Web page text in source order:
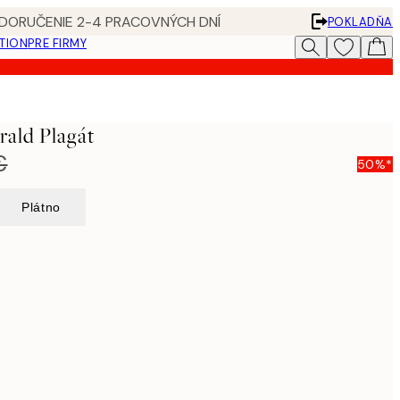
2-4 PRACOVNÝCH DNÍ
POKLADŇA
PRE FIRMY
Plagát
50%*
Plátno